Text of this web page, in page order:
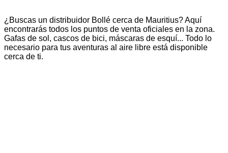
¿Buscas un distribuidor Bollé cerca de Mauritius? Aquí
encontrarás todos los puntos de venta oficiales en la zona.
Gafas de sol, cascos de bici, máscaras de esquí... Todo lo
necesario para tus aventuras al aire libre está disponible
cerca de ti.